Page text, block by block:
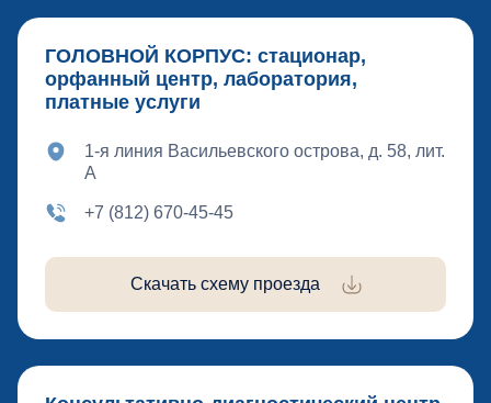
ГОЛОВНОЙ КОРПУС: стационар,
орфанный центр, лаборатория,
платные услуги
1-я линия Васильевского острова, д. 58, лит.
А
+7 (812) 670-45-45
Скачать схему проезда